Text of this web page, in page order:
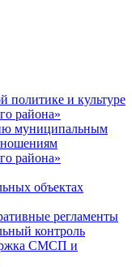
и культуре
района»
муниципальным
района»
объектах
регламенты
контроль
СМСП и